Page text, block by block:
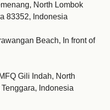
North Lombok
83352, Indonesia
Beach, In front of
Gili Indah, North
Indonesia